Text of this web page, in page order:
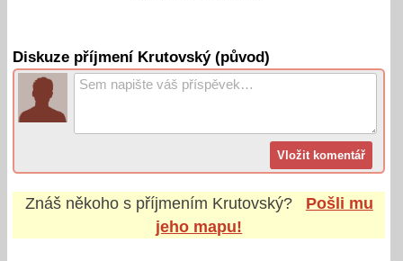
Diskuze příjmení Krutovský (původ)
Znáš někoho s příjmením Krutovský?
Pošli mu
jeho mapu!